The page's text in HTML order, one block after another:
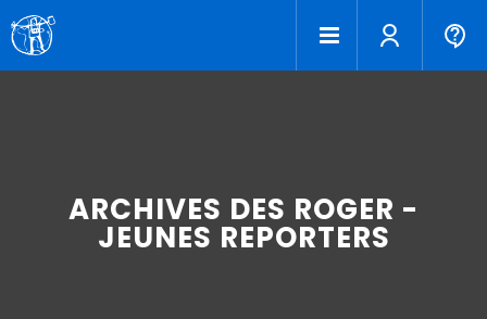
ARCHIVES DES ROGER -
JEUNES REPORTERS